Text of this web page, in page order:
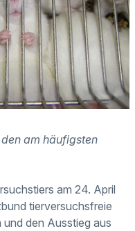
am häufigsten
am 24. April
tierversuchsfreie
den Ausstieg aus